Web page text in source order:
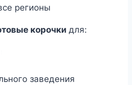
регионы
корочки для:
заведения